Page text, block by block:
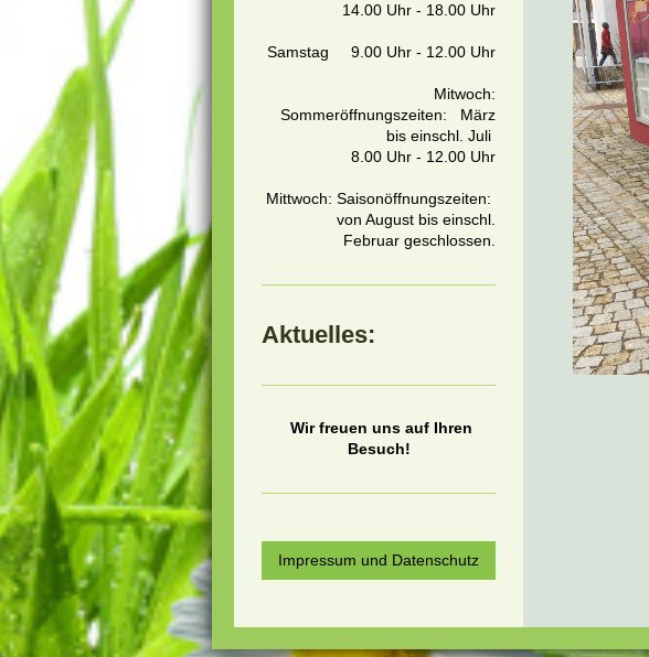
14.00 Uhr - 18.00 Uhr
Samstag 9.00 Uhr - 12.00 Uhr
Mitwoch:
Sommeröffnungszeiten: März
bis einschl. Juli
8.00 Uhr - 12.00 Uhr
Mittwoch: Saisonöffnungszeiten:
von August bis einschl.
Februar geschlossen.
Aktuelles:
Wir freuen uns auf Ihren
Besuch!
Impressum und Datenschutz